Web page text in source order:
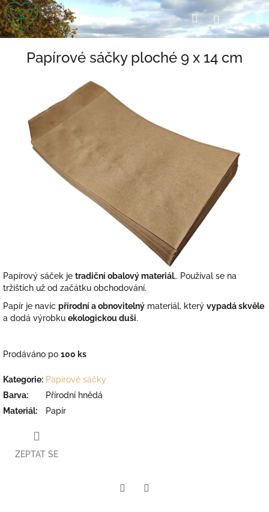
Přejít
na
obsah
HledatPřihlášení
Papírové sáčky ploché 9 x 14 cm
Papírový sáček je tradiční obalový materiál,. Používal se na
tržištích už od začátku obchodování.
Papír je navíc přírodní a obnovitelný materiál, který vypadá skvěle
a dodá výrobku ekologickou duši.
Prodáváno po 100 ks
Kategorie: Papírové sáčky
Barva:
Přírodní hnědá
Materiál: Papír
ZEPTAT SE